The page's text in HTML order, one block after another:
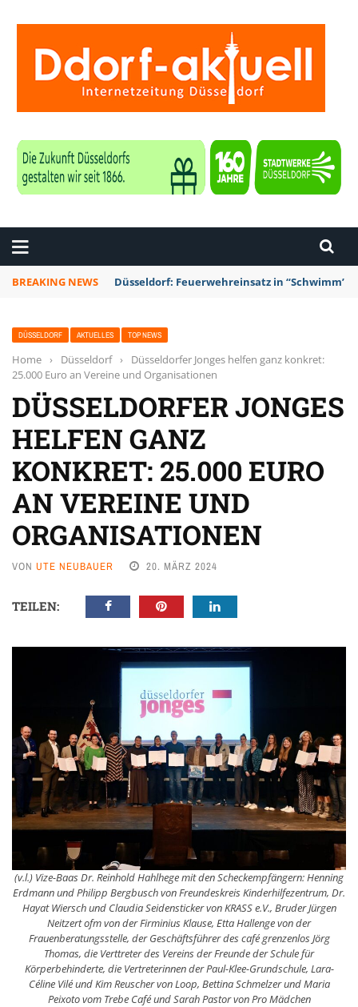
BREAKING NEWS Düsseldorf: Punk-Bahn-Fahrt mit Dosenbier
DÜSSELDORF AKTUELLES TOP NEWS
Home › Düsseldorf ›
Düsseldorfer Jonges helfen ganz konkret:
25.000 Euro an Vereine und Organisationen
DÜSSELDORFER JONGES
HELFEN GANZ
KONKRET: 25.000 EURO
AN VEREINE UND
ORGANISATIONEN
VON UTE NEUBAUER 20. MÄRZ 2024
TEILEN:
(v.l.) Vize-Baas Dr. Reinhold Hahlhege mit den Scheckempfängern: Henning
Erdmann und Philipp Bergbusch von Freundeskreis Kinderhilfezentrum, Dr.
Hayat Wiersch und Claudia Seidensticker von KRASS e.V., Bruder Jürgen
Neitzert ofm von der Firminius Klause, Etta Hallenge von der
Frauenberatungsstelle, der Geschäftsführer des café grenzenlos Jörg
Thomas, die Verttreter des Vereins der Freunde der Schule für
Körperbehinderte, die Vertreterinnen der Paul-Klee-Grundschule, Lara-
Céline Vilé und Kim Reuscher von Loop, Bettina Schmelzer und Maria
Peixoto vom Trebe Café und Sarah Pastor von Pro Mädchen